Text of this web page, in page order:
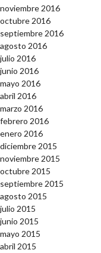
noviembre 2016
octubre 2016
septiembre 2016
agosto 2016
julio 2016
junio 2016
mayo 2016
abril 2016
marzo 2016
febrero 2016
enero 2016
diciembre 2015
noviembre 2015
octubre 2015
septiembre 2015
agosto 2015
julio 2015
junio 2015
mayo 2015
abril 2015